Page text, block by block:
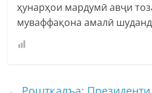
ҳунарҳои мардумӣ авҷи
муваффақона амалӣ